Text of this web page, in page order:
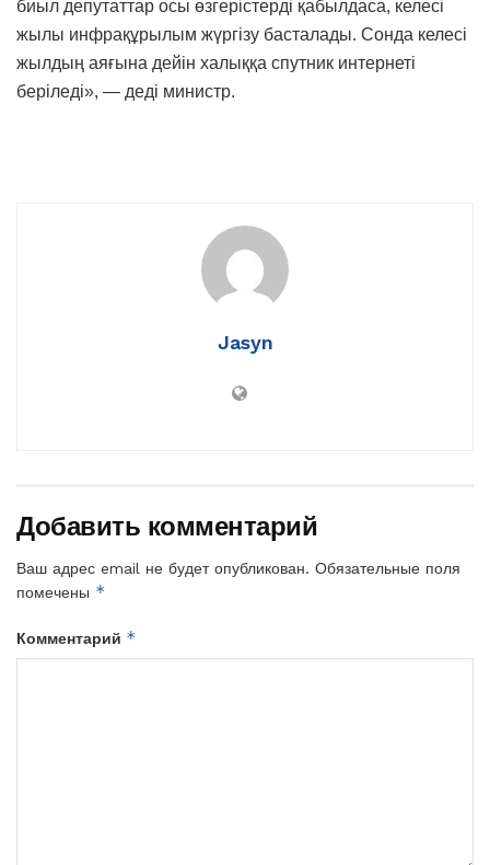
биыл депутаттар осы өзгерістерді қабылдаса, келесі
жылы инфрақұрылым жүргізу басталады. Сонда келесі
жылдың аяғына дейін халыққа спутник интернеті
беріледі», — деді министр.
Jasyn
Добавить комментарий
Ваш адрес email не будет опубликован. Обязательные поля
помечены *
Комментарий *